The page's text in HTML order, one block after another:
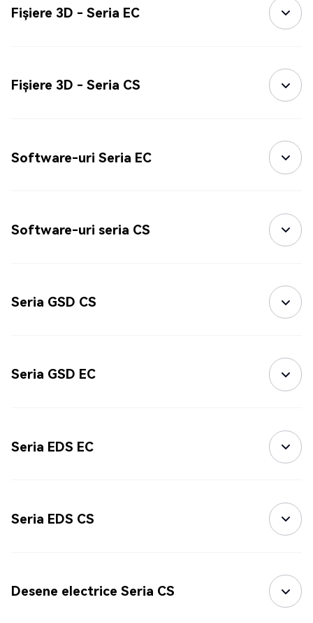
Fișiere 3D - Seria EC
Fișiere 3D - Seria CS
Software-uri Seria EC
Software-uri seria CS
Seria GSD CS
Seria GSD EC
Seria EDS EC
Seria EDS CS
Desene electrice Seria CS